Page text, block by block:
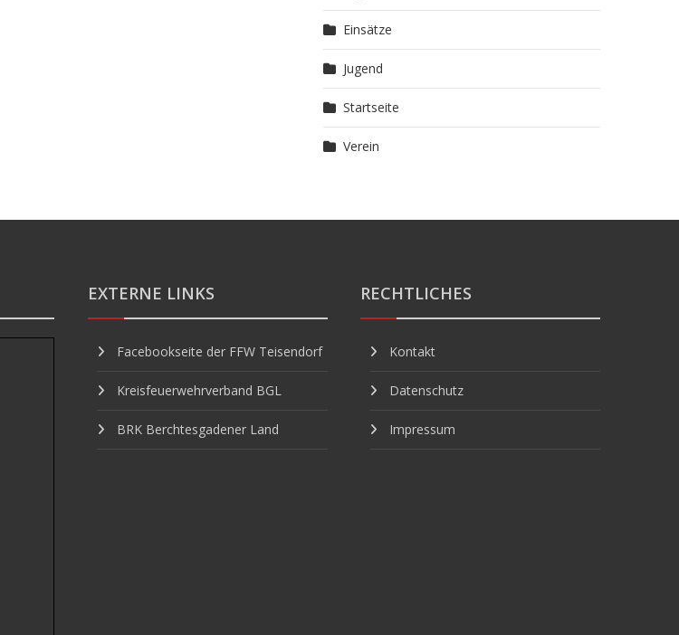
Einsätze
Jugend
Startseite
Verein
EXTERNE LINKS
Facebookseite der FFW Teisendorf
Kreisfeuerwehrverband BGL
BRK Berchtesgadener Land
RECHTLICHES
Kontakt
Datenschutz
Impressum